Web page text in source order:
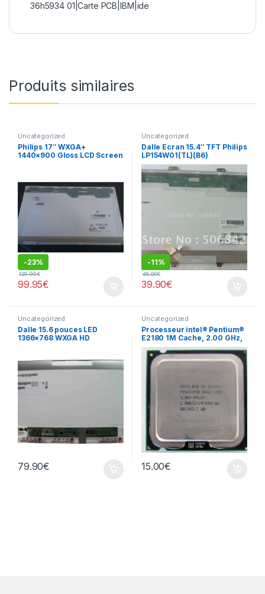
36h5934 01|Carte PCB|IBM|ide
Produits similaires
Uncategorized
Philips 17″ WXGA+
1440×900 Gloss LCD Screen
-23%
99.95€
129.95€
Uncategorized
Dalle Ecran 15.4″ TFT Philips
LP154W01(TL)(B6​)
-11%
39.90€
45.00€
Uncategorized
Dalle 15.6 pouces LED
1366×768 WXGA HD
79.90€
Uncategorized
Processeur intel® Pentium®
E2180 1M Cache, 2.00 GHz,
800 MHz FSB
15.00€